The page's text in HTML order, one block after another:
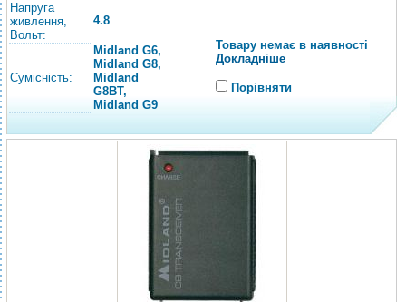
Напруга
живлення,
Вольт:
4.8
Сумісність:
Midland G6,
Midland G8,
Midland
G8BT,
Midland G9
Товару немає в наявності
Докладніше
Порівняти